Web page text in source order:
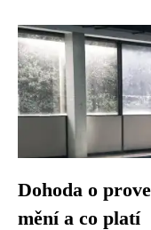
Dohoda o
mění a co platí